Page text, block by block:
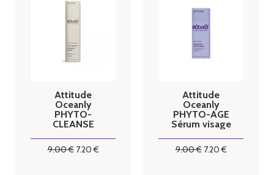
Attitude
Oceanly
PHYTO-
CLEANSE
visage 30g
9.00€ 7.20€
Attitude
Oceanly
PHYTO-AGE
Sérum visage
9.00€ 7.20€